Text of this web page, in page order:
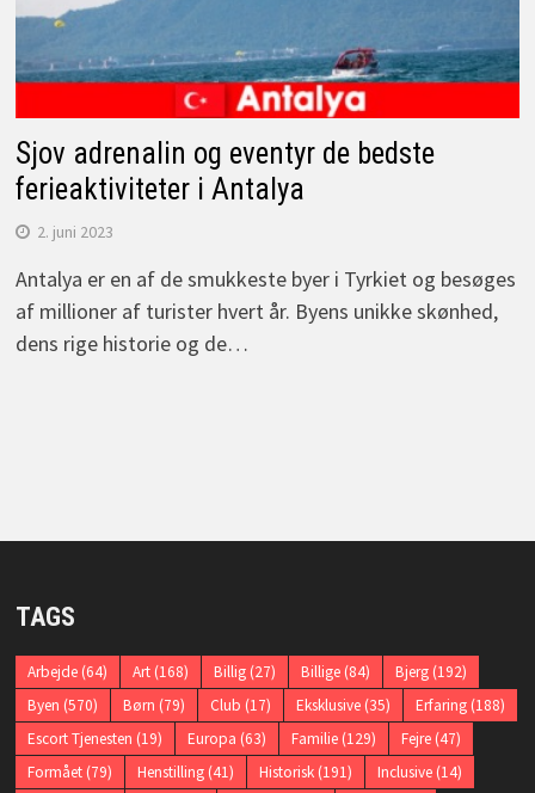
Sjov adrenalin og eventyr de bedste
ferieaktiviteter i Antalya
2. juni 2023
Antalya er en af de smukkeste byer i Tyrkiet og besøges
af millioner af turister hvert år. Byens unikke skønhed,
dens rige historie og de…
TAGS
Arbejde(64) Art(168) Billig(27) Billige(84) Bjerg(192)
Byen (570) Børn (79) Club (17) Eksklusive(35) Erfaring(188)
Escort Tjenesten (19) Europa (63) Familie(129) Fejre(47)
Formået(79) Henstilling(41) Historisk(191) Inclusive(14)